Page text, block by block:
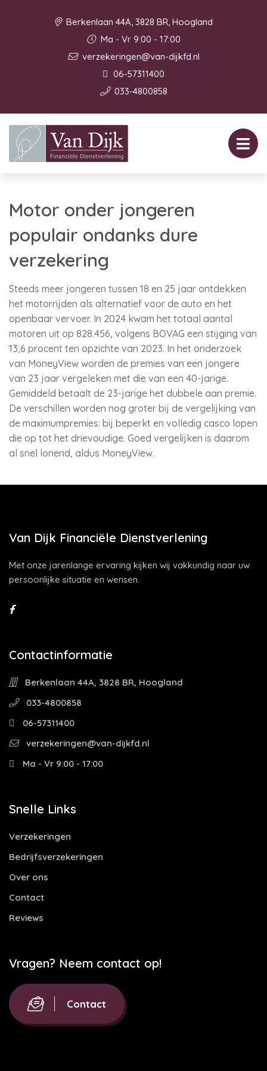
Berkenlaan 44A, 3828 BR, Hoogland
Ma - Vr 9:00 - 17:00
verzekeringen@van-dijkfd.nl
06-57311400
033-4800858
Motor onder jongeren
populair ondanks dure
verzekering
Steeds meer jongeren tussen 18 en 25 jaar ontdekken
het motorrijden als alternatief voor de auto en het
openbaar vervoer. In 2024 kwam het totaal aantal
motoren uit op 828.456, volgens BOVAG een stijging van
13,6 procent ten opzichte van 2023. In het onderzoek
van MoneyView worden de premies van een jongere
van 23 jaar vergeleken met die van een 40-jarige.
Gemiddeld betaalt de 23-jarige het dubbele aan premie.
De verschillen worden nog groter bij de vergelijking van
de maximumpremies: bij beperkt en volledig casco lopen
die op tot het drievoudige. Goed vergelijken is daarom
al snel lonend, aldus MoneyView.
Van Dijk Financiële Dienstverlening
Met onze jarenlange ervaring kijken wij vakkundig naar uw
persoonlijke situatie en wensen.
Contactinformatie
Berkenlaan 44A, 3828 BR, Hoogland
033-4800858
06-57311400
verzekeringen@van-dijkfd.nl
Ma - Vr 9:00 - 17:00
Snelle Links
Verzekeringen
Bedrijfsverzekeringen
Over ons
Contact
Reviews
Vragen? Neem contact op!
Contact